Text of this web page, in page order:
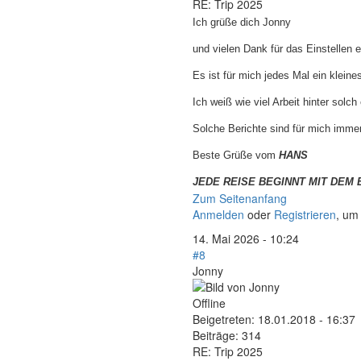
RE: Trip 2025
Ich grüße dich Jonny
und vielen Dank für das Einstellen
Es ist für mich jedes Mal ein
Ich weiß wie viel Arbeit hinter
Solche Berichte sind für mich
Beste Grüße vom HANS
JEDE REISE BEGINNT MIT DEM
Zum Seitenanfang
Anmelden oder Registrieren,
14. Mai 2026 - 10:24
#8
Jonny
Offline
Beigetreten: 18.01.2018 - 16:37
Beiträge: 314
RE: Trip 2025